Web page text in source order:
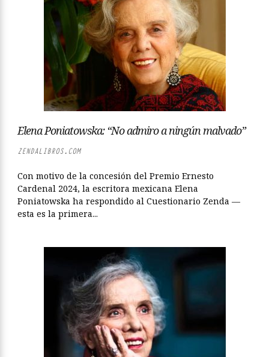
Elena Poniatowska: “No admiro a ningún malvado”
ZENDALIBROS.COM
Con motivo de la concesión del Premio Ernesto
Cardenal 2024, la escritora mexicana Elena
Poniatowska ha respondido al Cuestionario Zenda —
esta es la primera...